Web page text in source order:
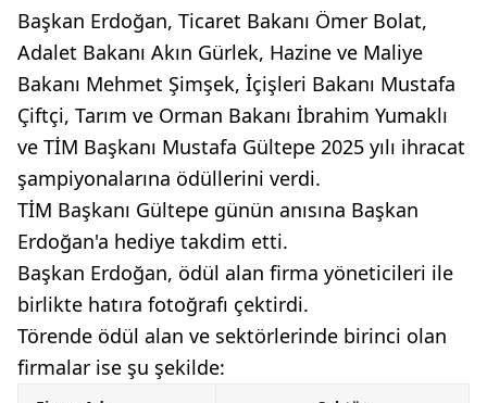
Başkan Erdoğan, Ticaret Bakanı Ömer Bolat,
Adalet Bakanı Akın Gürlek, Hazine ve Maliye
Bakanı Mehmet Şimşek, İçişleri Bakanı Mustafa
Çiftçi, Tarım ve Orman Bakanı İbrahim Yumaklı
ve TİM Başkanı Mustafa Gültepe 2025 yılı ihracat
şampiyonalarına ödüllerini verdi.
TİM Başkanı Gültepe günün anısına Başkan
Erdoğan'a hediye takdim etti.
Başkan Erdoğan, ödül alan firma yöneticileri ile
birlikte hatıra fotoğrafı çektirdi.
Törende ödül alan ve sektörlerinde birinci olan
firmalar ise şu şekilde: